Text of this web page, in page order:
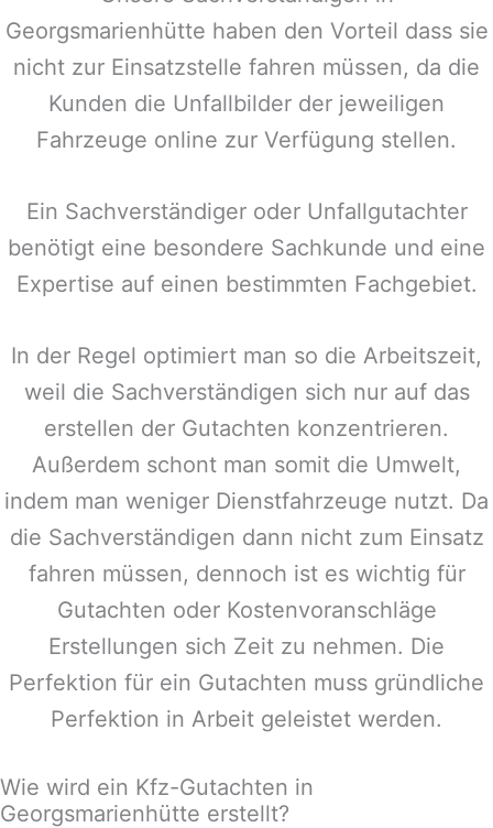
Georgsmarienhütte haben den Vorteil dass sie
nicht zur Einsatzstelle fahren müssen, da die
Kunden die Unfallbilder der jeweiligen
Fahrzeuge online zur Verfügung stellen.
Ein Sachverständiger oder Unfallgutachter
benötigt eine besondere Sachkunde und eine
Expertise auf einen bestimmten Fachgebiet.
In der Regel optimiert man so die Arbeitszeit,
weil die Sachverständigen sich nur auf das
erstellen der Gutachten konzentrieren.
Außerdem schont man somit die Umwelt,
indem man weniger Dienstfahrzeuge nutzt. Da
die Sachverständigen dann nicht zum Einsatz
fahren müssen, dennoch ist es wichtig für
Gutachten oder Kostenvoranschläge
Erstellungen sich Zeit zu nehmen. Die
Perfektion für ein Gutachten muss gründliche
Perfektion in Arbeit geleistet werden.
Wie wird ein Kfz-Gutachten in
Georgsmarienhütte erstellt?